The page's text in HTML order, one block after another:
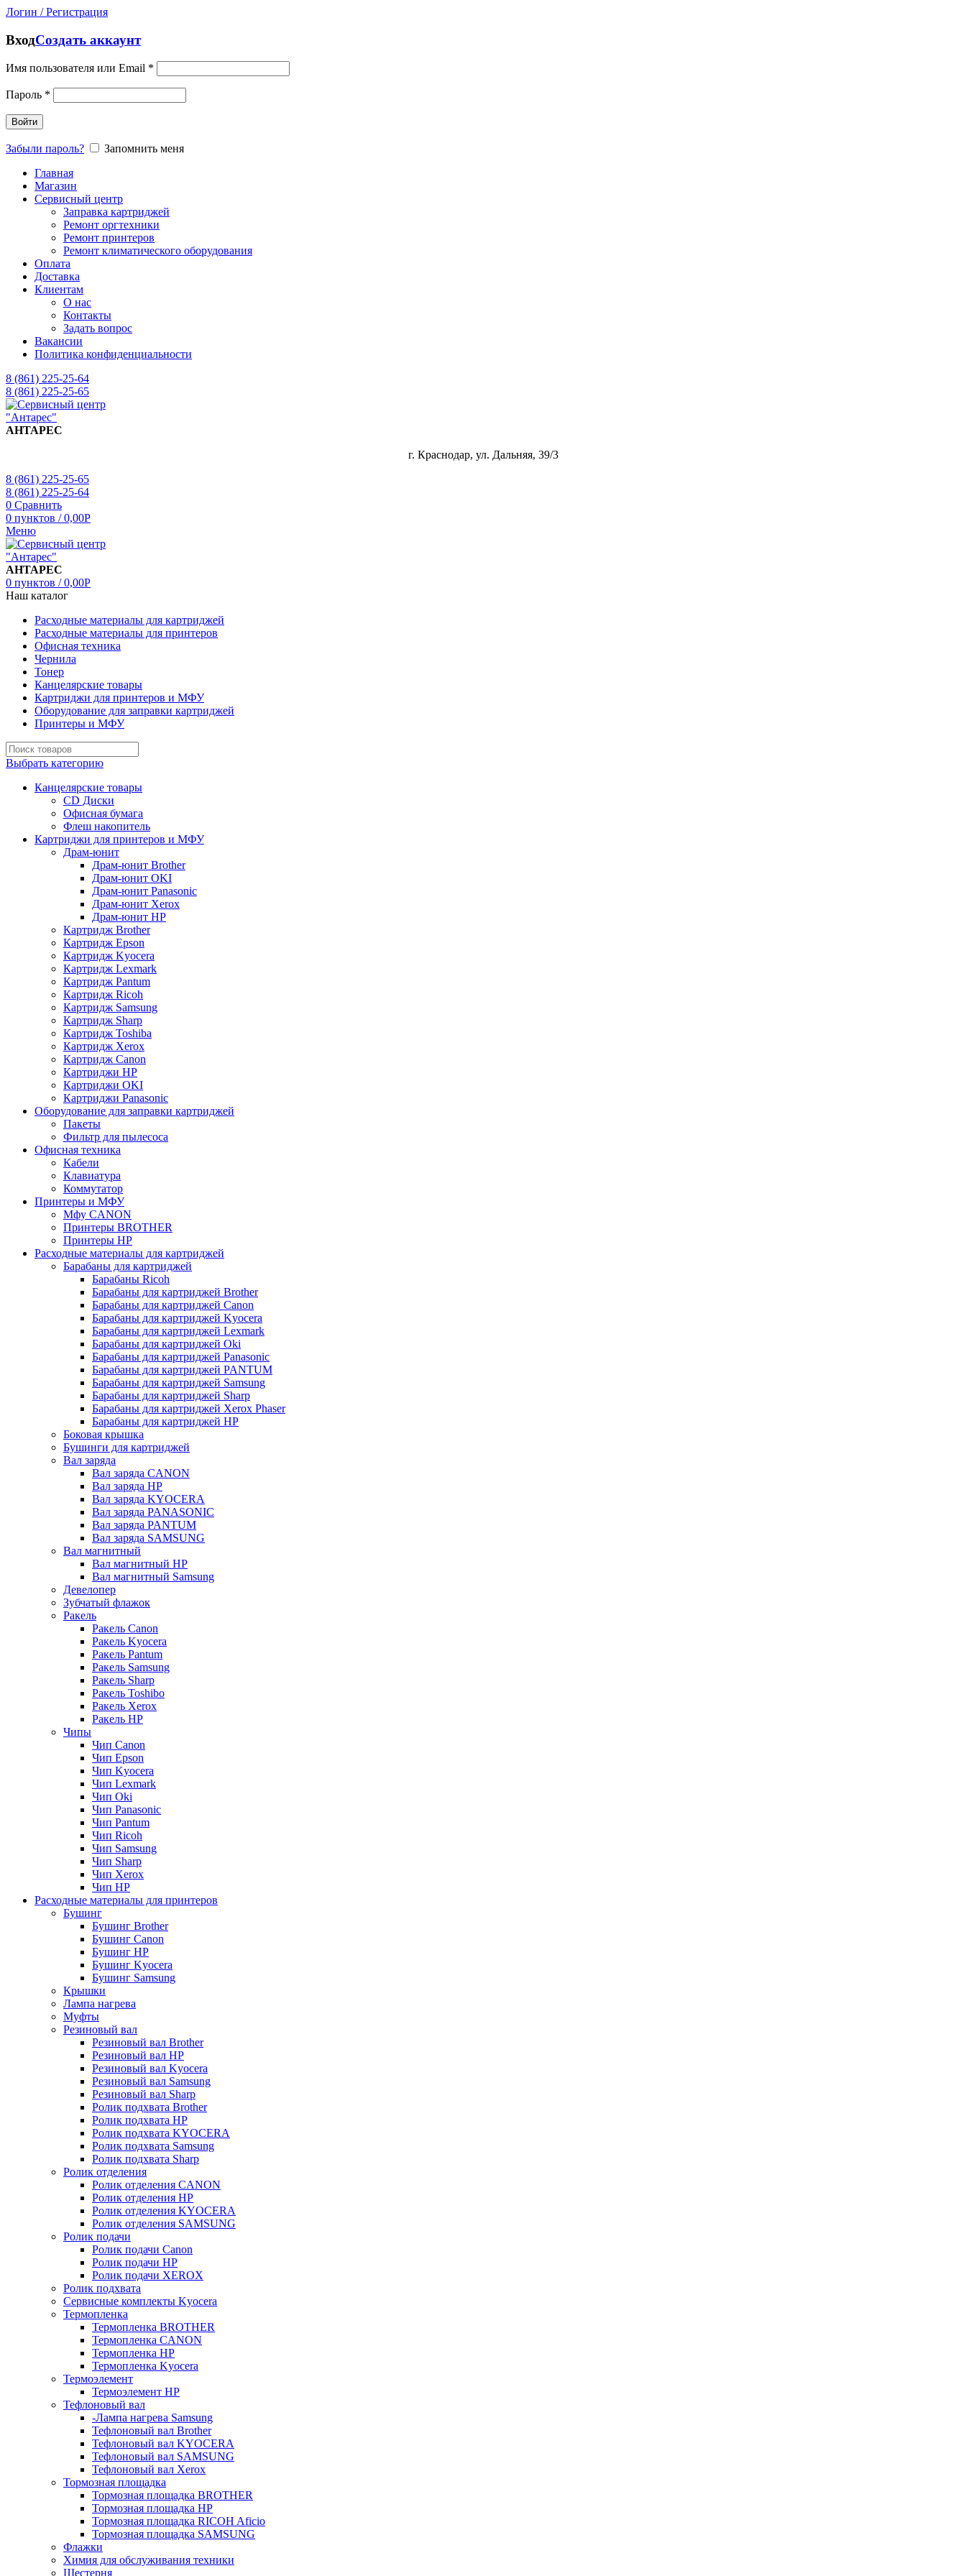
Логин / Регистрация
ВходСоздать аккаунт
Имя пользователя или Email *
Пароль *
Войти
Забыли пароль?
Запомнить меня
Главная
Магазин
Сервисный центр
Заправка картриджей
Ремонт оргтехники
Ремонт принтеров
Ремонт климатического оборудования
Оплата
Доставка
Клиентам
О нас
Контакты
Задать вопрос
Вакансии
Политика конфиденциальности
8 (861) 225-25-64
8 (861) 225-25-65
АНТАРЕС
г. Краснодар, ул. Дальняя, 39/3
8 (861) 225-25-65
8 (861) 225-25-64
0 Сравнить
0 пунктов / 0,00Р
Меню
АНТАРЕС
0 пунктов / 0,00Р
Наш каталог
Расходные материалы для картриджей
Расходные материалы для принтеров
Офисная техника
Чернила
Тонер
Канцелярские товары
Картриджи для принтеров и МФУ
Оборудование для заправки картриджей
Принтеры и МФУ
Выбрать категорию
Канцелярские товары
CD Диски
Офисная бумага
Флеш накопитель
Картриджи для принтеров и МФУ
Драм-юнит
Драм-юнит Brother
Драм-юнит OKI
Драм-юнит Panasonic
Драм-юнит Xerox
Драм-юнит НР
Картридж Brother
Картридж Epson
Картридж Kyocera
Картридж Lexmark
Картридж Pantum
Картридж Ricoh
Картридж Samsung
Картридж Sharp
Картридж Toshiba
Картридж Xerox
Картридж Сanon
Картриджи HP
Картриджи OKI
Картриджи Panasonic
Оборудование для заправки картриджей
Пакеты
Фильтр для пылесоса
Офисная техника
Кабели
Клавиатура
Коммутатор
Принтеры и МФУ
Мфу CANON
Принтеры BROTHER
Принтеры HP
Расходные материалы для картриджей
Барабаны для картриджей
Барабаны Ricoh
Барабаны для картриджей Brother
Барабаны для картриджей Canon
Барабаны для картриджей Kyocera
Барабаны для картриджей Lexmark
Барабаны для картриджей Oki
Барабаны для картриджей Panasonic
Барабаны для картриджей PANTUM
Барабаны для картриджей Samsung
Барабаны для картриджей Sharp
Барабаны для картриджей Xerox Phaser
Барабаны для картриджей НР
Боковая крышка
Бушинги для картриджей
Вал заряда
Вал заряда CANON
Вал заряда HP
Вал заряда KYOCERA
Вал заряда PANASONIC
Вал заряда PANTUM
Вал заряда SAMSUNG
Вал магнитный
Вал магнитный HP
Вал магнитный Samsung
Девелопер
Зубчатый флажок
Ракель
Ракель Canon
Ракель Kyocera
Ракель Pantum
Ракель Samsung
Ракель Sharp
Ракель Toshibo
Ракель Xerox
Ракель НР
Чипы
Чип Canon
Чип Epson
Чип Kyocera
Чип Lexmark
Чип Oki
Чип Panasonic
Чип Pantum
Чип Ricoh
Чип Samsung
Чип Sharp
Чип Xerox
Чип НР
Расходные материалы для принтеров
Бушинг
Бушинг Brother
Бушинг Canon
Бушинг HP
Бушинг Kyocera
Бушинг Samsung
Крышки
Лампа нагрева
Муфты
Резиновый вал
Резиновый вал Brother
Резиновый вал HP
Резиновый вал Kyocera
Резиновый вал Samsung
Резиновый вал Sharp
Ролик подхвата Brother
Ролик подхвата HP
Ролик подхвата KYOCERA
Ролик подхвата Samsung
Ролик подхвата Sharp
Ролик отделения
Ролик отделения CANON
Ролик отделения HP
Ролик отделения KYOCERA
Ролик отделения SAMSUNG
Ролик подачи
Ролик подачи Canon
Ролик подачи HP
Ролик подачи XEROX
Ролик подхвата
Сервисные комплекты Kyocera
Термопленка
Термопленка BROTHER
Термопленка CANON
Термопленка HP
Термопленка Kyocera
Термоэлемент
Термоэлемент НР
Тефлоновый вал
-Лампа нагрева Samsung
Тефлоновый вал Brother
Тефлоновый вал KYOCERA
Тефлоновый вал SAMSUNG
Тефлоновый вал Xerox
Тормозная площадка
Тормозная площадка BROTHER
Тормозная площадка HP
Тормозная площадка RICOH Aficio
Тормозная площадка SAMSUNG
Флажки
Химия для обслуживания техники
Шестерня